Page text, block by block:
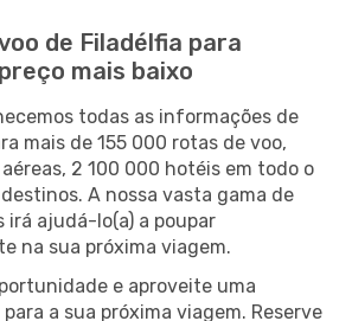
de Filadélfia para
mais baixo
todas as informações de
mais de 155 000 rotas de voo,
2 100 000 hotéis em todo o
A nossa vasta gama de
irá ajudá-lo(a) a poupar
na sua próxima viagem.
e aproveite uma
a sua próxima viagem. Reserve